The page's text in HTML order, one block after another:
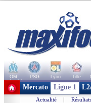
OM PSG Lyon Lille
+ de clubs
Mercato Ligue 1
Actualité |